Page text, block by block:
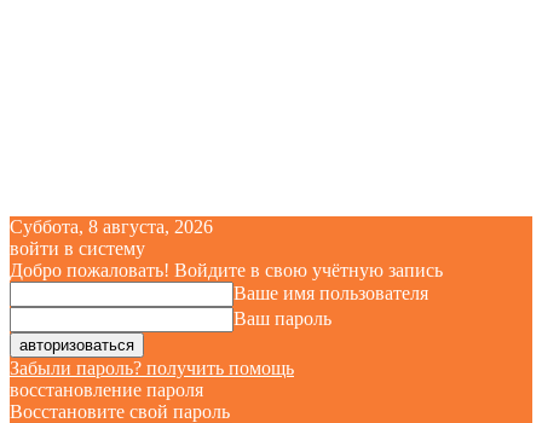
Суббота, 8 августа, 2026
войти в систему
Добро пожаловать! Войдите в свою учётную запись
Ваше имя пользователя
Ваш пароль
Забыли пароль? получить помощь
восстановление пароля
Восстановите свой пароль